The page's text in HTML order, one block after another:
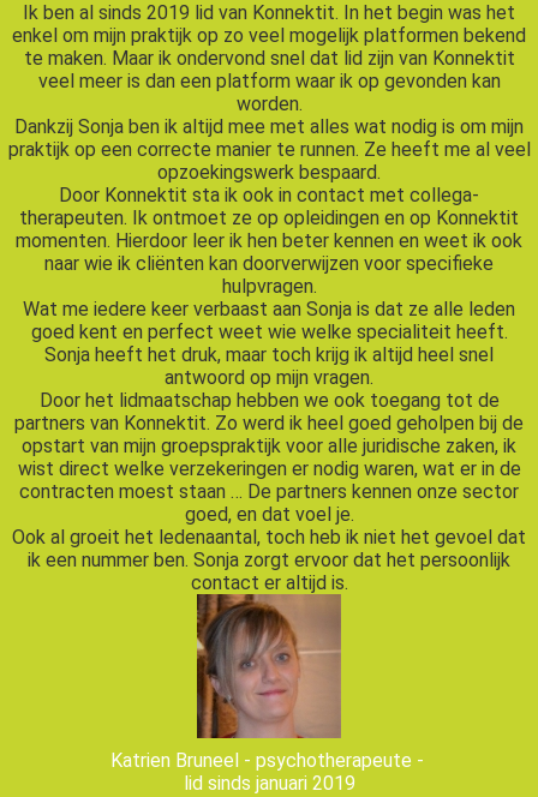
Ik ben al sinds 2019 lid van Konnektit. In het begin was het
enkel om mijn praktijk op zo veel mogelijk platformen bekend
te maken. Maar ik ondervond snel dat lid zijn van Konnektit
veel meer is dan een platform waar ik op gevonden kan
worden.
Dankzij Sonja ben ik altijd mee met alles wat nodig is om mijn
praktijk op een correcte manier te runnen. Ze heeft me al veel
opzoekingswerk bespaard.
Door Konnektit sta ik ook in contact met collega-
therapeuten. Ik ontmoet ze op opleidingen en op Konnektit
momenten. Hierdoor leer ik hen beter kennen en weet ik ook
naar wie ik cliënten kan doorverwijzen voor specifieke
hulpvragen.
Wat me iedere keer verbaast aan Sonja is dat ze alle leden
goed kent en perfect weet wie welke specialiteit heeft.
Sonja heeft het druk, maar toch krijg ik altijd heel snel
antwoord op mijn vragen.
Door het lidmaatschap hebben we ook toegang tot de
partners van Konnektit. Zo werd ik heel goed geholpen bij de
opstart van mijn groepspraktijk voor alle juridische zaken, ik
wist direct welke verzekeringen er nodig waren, wat er in de
contracten moest staan … De partners kennen onze sector
goed, en dat voel je.
Ook al groeit het ledenaantal, toch heb ik niet het gevoel dat
ik een nummer ben. Sonja zorgt ervoor dat het persoonlijk
contact er altijd is.
Katrien Bruneel - psychotherapeute -
lid sinds januari 2019